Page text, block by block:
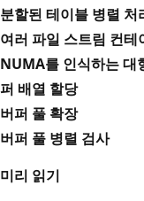
분할된 테이블 병렬 처
여러 파일 스트림 컨테
NUMA를 인식하는 대
퍼 배열 할당
버퍼 풀 확장
버퍼 풀 병렬 검사
미리 읽기